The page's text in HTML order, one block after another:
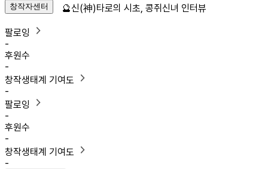
창작자센터
팔로잉
-
후원수
-
창작생태계 기여도
-
팔로잉
-
후원수
-
창작생태계 기여도
-
🔮신(神)타로의 시초, 콩쥐신녀 인터뷰